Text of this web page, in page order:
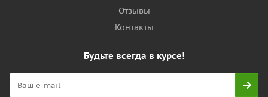
Отзывы
Контакты
Будьте всегда в курсе!